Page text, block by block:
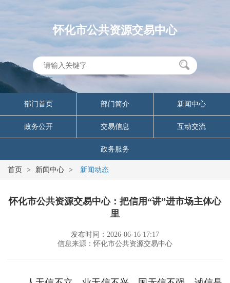
怀化市公共资源交易中心
部门首页 部门简介 新闻中心
政务公开 交易信息 互动交流
政务服务
首页 > 新闻中心 > 新闻动态
怀化市公共资源交易中心：把信用“讲”进市场主体心
里
发布时间：2026-06-16 17:17
信息来源：怀化市公共资源交易中心